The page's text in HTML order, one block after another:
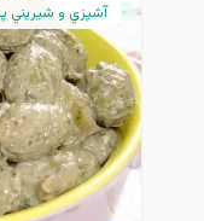
آشپزي و شيريني